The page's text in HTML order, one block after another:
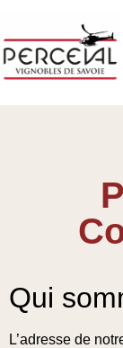
Qui
L’adresse de